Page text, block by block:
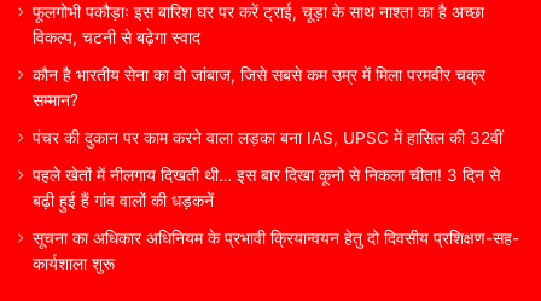
फूलगोभी पकौड़ाः इस बारिश घर पर करें ट्राई, चूड़ा के साथ नाश्ता का है अच्छा
विकल्प, चटनी से बढ़ेगा स्वाद
कौन है भारतीय सेना का वो जांबाज, जिसे सबसे कम उम्र में मिला परमवीर चक्र
सम्मान?
पंचर की दुकान पर काम करने वाला लड़का बना IAS, UPSC में हासिल की 32वीं
पहले खेतों में नीलगाय दिखती थी… इस बार दिखा कूनो से निकला चीता! 3 दिन से
बढ़ी हुई हैं गांव वालों की धड़कनें
सूचना का अधिकार अधिनियम के प्रभावी क्रियान्वयन हेतु दो दिवसीय प्रशिक्षण-सह-
कार्यशाला शुरू